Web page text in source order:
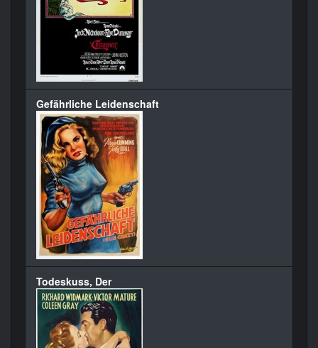
Gefährliche Leidenschaft
Todeskuss, Der